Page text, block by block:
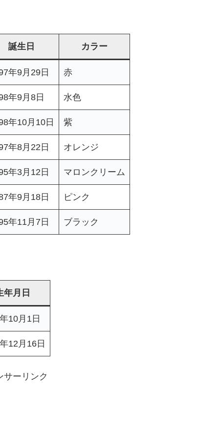
誕生日 カラー
年9月29日 赤
年9月8日 水色
年10月10日 紫
年8月22日 オレンジ
年3月12日 マロンクリーム
年9月18日 ピンク
年11月7日 ブラック
年月日
10月1日
12月16日
サーリンク